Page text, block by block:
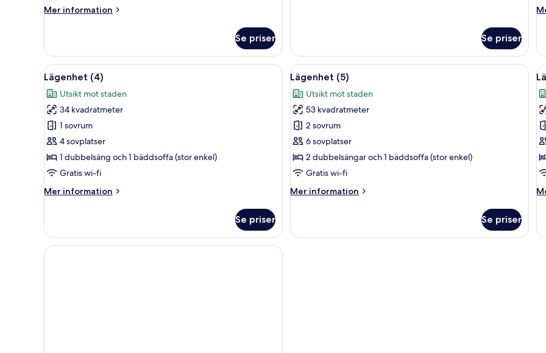
Mer information
Mer
(1)
Se priser Se priser
(3)
Öppna
alla
foton
för
Lägenhet
(4)
Ett sovrum med en säng, en garderob och ett fönster med persienner.
5
Lägenhet (4)
Utsikt mot staden
34 kvadratmeter
1 sovrum
4 sovplatser
1 dubbelsäng och 1 bäddsoffa (stor enkel)
Gratis wi-fi
Mer information
Mer
(4)
Se priser
Öppna
alla
foton
för
Lägenhet
(5)
Ett modernt vardagsrum med en
7
Lägenhet (5)
Utsikt mot staden
53 kvadratmeter
2 sovrum
6 sovplatser
2 dubbelsängar och 1 bäddsoffa (stor enkel)
Gratis wi-fi
Mer information
Mer
(5)
Se priser
(6)